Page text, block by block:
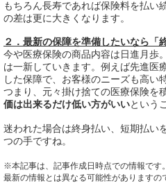
もちろん長寿であれば保険料を払い
の差は更に大きくなります。
２．最新の保障を準備したいなら「
今や医療保険の商品内容は日進月歩
は一新していきます。例えば先進医
した保障で、お客様のニーズも高い
つまり、元々掛け捨ての医療保険を
価は出来るだけ低い方がいいという
迷われた場合は終身払い、短期払い
つの手ですね。
※本記事は、記事作成日時点での情報です。
最新の情報とは異なる可能性がありますの